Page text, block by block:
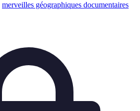
merveilles géographiques documentaires